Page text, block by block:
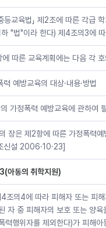
등교육법」 제2조에 따른 각급
하 "법"이라 한다) 제4조의3에
따른 교육계획에는 다음 각
력 예방교육의 대상·내용·방법
가정폭력 예방교육에 관하여
장은 제2항에 따른 가정폭력예
신설 2006·10·23]
아동의 취학지원)
의4에 따라 피해자 또는 피해
자 중 피해자의 보호 또는 양
력행위자를 제외한다)가 피해